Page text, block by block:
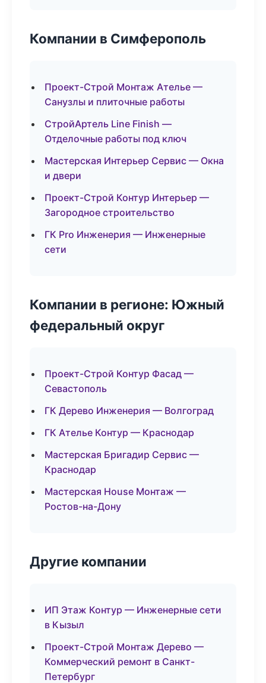
Компании в Симферополь
Проект-Строй Монтаж Ателье —
Санузлы и плиточные работы
СтройАртель Line Finish —
Отделочные работы под ключ
Мастерская Интерьер Сервис — Окна
и двери
Проект-Строй Контур Интерьер —
Загородное строительство
ГК Pro Инженерия — Инженерные
сети
Компании в регионе: Южный
федеральный округ
Проект-Строй Контур Фасад —
Севастополь
ГК Дерево Инженерия — Волгоград
ГК Ателье Контур — Краснодар
Мастерская Бригадир Сервис —
Краснодар
Мастерская House Монтаж —
Ростов-на-Дону
Другие компании
ИП Этаж Контур — Инженерные сети
в Кызыл
Проект-Строй Монтаж Дерево —
Коммерческий ремонт в Санкт-
Петербург